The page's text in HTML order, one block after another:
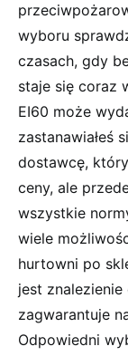
wyboru
czasach, gdy
staje się coraz
EI60 może
zastanawiałeś
dostawcę,
ceny, ale
wszystkie
wiele
hurtowni po
jest
zagwarantuje
Odpowiedni